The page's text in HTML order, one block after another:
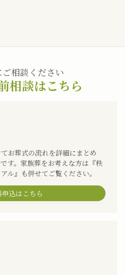
相談ください
相談はこちら
お葬式の流れを詳細にまとめ
す。家族葬をお考えな方は『秩
ル』も併せてご覧ください。
込はこちら